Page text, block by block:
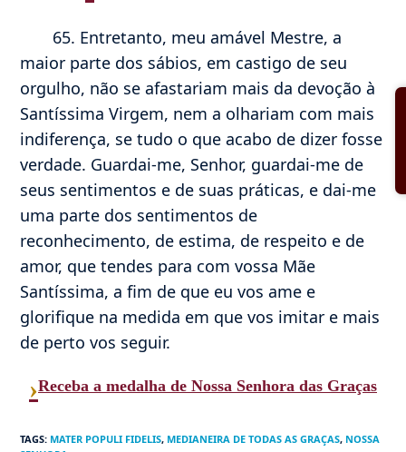
65. Entretanto, meu amável Mestre, a
maior parte dos sábios, em castigo de seu
orgulho, não se afastariam mais da devoção à
Santíssima Virgem, nem a olhariam com mais
indiferença, se tudo o que acabo de dizer fosse
verdade. Guardai-me, Senhor, guardai-me de
seus sentimentos e de suas práticas, e dai-me
uma parte dos sentimentos de
reconhecimento, de estima, de respeito e de
amor, que tendes para com vossa Mãe
Santíssima, a fim de que eu vos ame e
glorifique na medida em que vos imitar e mais
de perto vos seguir.
›Receba a medalha de Nossa Senhora das Graças
TAGS: MATER POPULI FIDELIS, MEDIANEIRA DE TODAS AS GRAÇAS, NOSSA